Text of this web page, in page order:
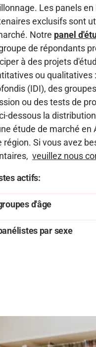
Les panels
exclusifs sont
Notre panel
de répondants
à des projets
ou qualitatives
(IDI), des
ou des tests de
dessous la
étude de marché en
région. Si vous avez
veuillez nous
actifs:
d'âge
par sexe